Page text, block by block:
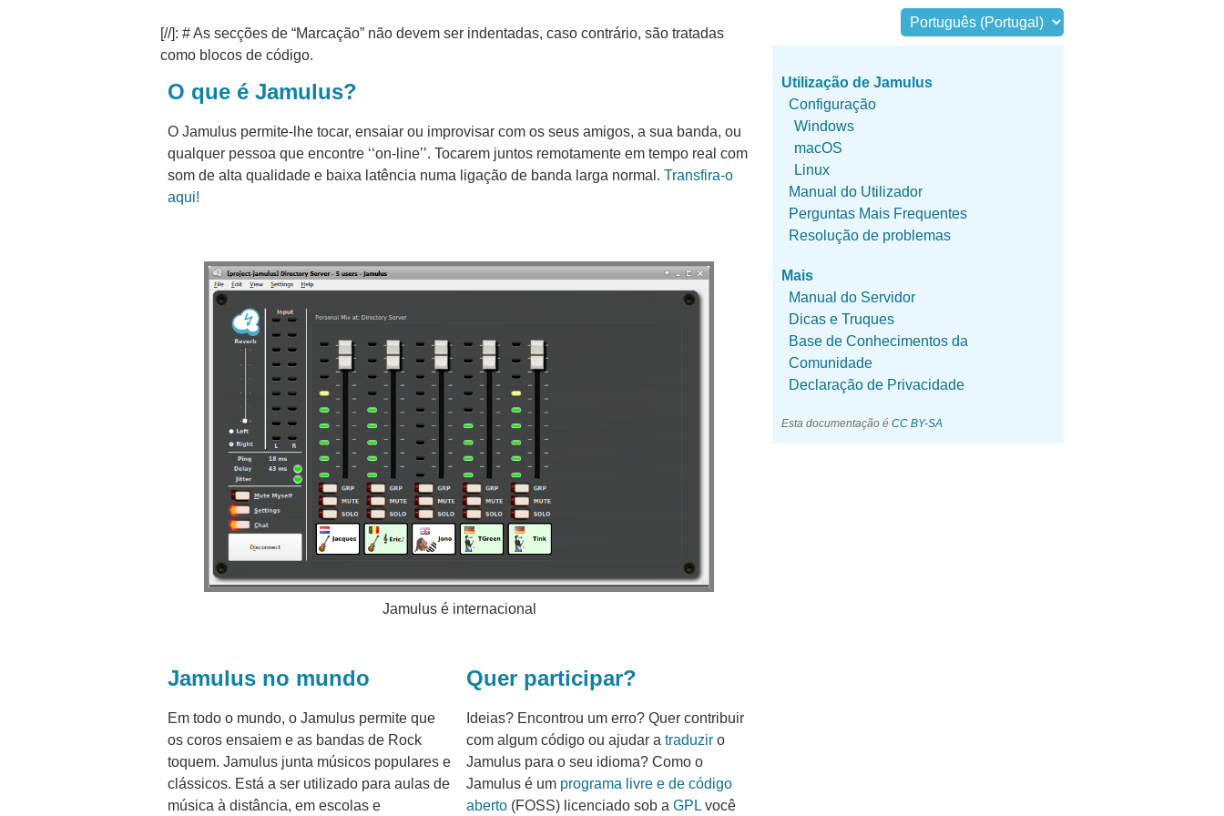
Utilização de Jamulus
Configuração
Windows
macOS
Linux
Manual do Utilizador
Perguntas Mais Frequentes
Resolução de problemas
Mais
Manual do Servidor
Dicas e Truques
Base de Conhecimentos da
Comunidade
Declaração de Privacidade
Esta documentação é CC BY-SA
[//]: # As secções de “Marcação” não devem ser indentadas, caso contrário, são tratadas
como blocos de código.
O que é Jamulus?
O Jamulus permite-lhe tocar, ensaiar ou improvisar com os seus amigos, a sua banda, ou
qualquer pessoa que encontre ‘‘on-line’’. Tocarem juntos remotamente em tempo real com
som de alta qualidade e baixa latência numa ligação de banda larga normal. Transfira-o
aqui!
Jamulus é internacional
Jamulus no mundo
Em todo o mundo, o Jamulus permite que
os coros ensaiem e as bandas de Rock
toquem. Jamulus junta músicos populares e
clássicos. Está a ser utilizado para aulas de
música à distância, em escolas e
Quer participar?
Ideias? Encontrou um erro? Quer contribuir
com algum código ou ajudar a traduzir o
Jamulus para o seu idioma? Como o
Jamulus é um programa livre e de código
aberto (FOSS) licenciado sob a GPL você